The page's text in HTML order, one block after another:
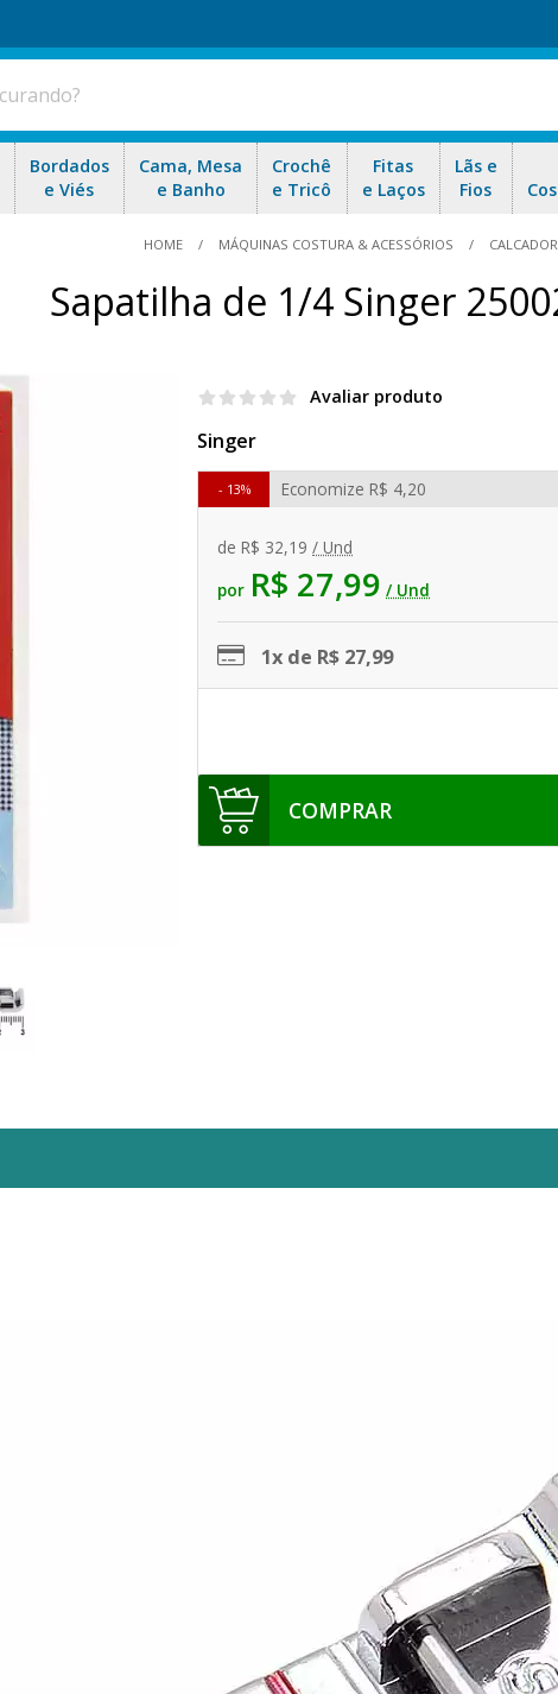
Bordados
e Viés
Cama, Mesa
e Banho
Crochê
e Tricô
Fitas
e Laços
Lãs e
Fios
HOME MÁQUINAS COSTURA & ACESSÓRIOS
Sapatilha de 1/4 Singer
Avaliar produto
Singer
de R$ 32,19 / Und
por R$ 27,99 / Und
Economize R$ 4,20
13%
1x de R$ 27,99
COMPRAR